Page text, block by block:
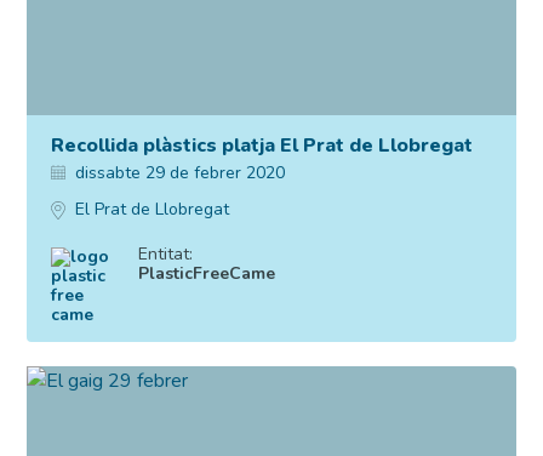
Recollida plàstics platja El Prat de Llobregat
dissabte 29 de febrer 2020
El Prat de Llobregat
Entitat:
PlasticFreeCame